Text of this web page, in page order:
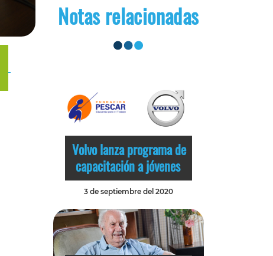
Notas relacionadas
Volvo lanza programa de
capacitación a jóvenes
3 de septiembre del 2020